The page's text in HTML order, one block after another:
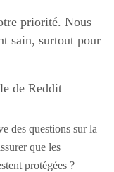
priorité. Nous
sain, surtout pour
de Reddit
des questions sur la
que les
protégées ?